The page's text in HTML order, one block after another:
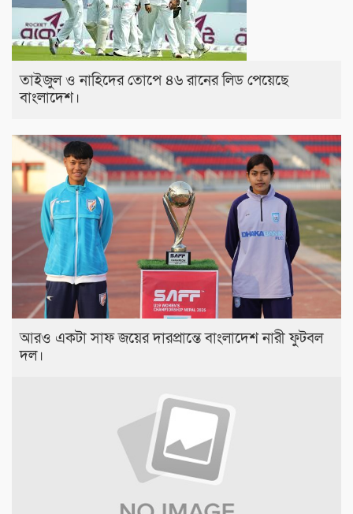
তাইজুল ও নাহিদের তোপে ৪৬ রানের লিড পেয়েছে
বাংলাদেশ।
আরও একটা সাফ জয়ের দারপ্রান্তে বাংলাদেশ নারী ফুটবল
দল।